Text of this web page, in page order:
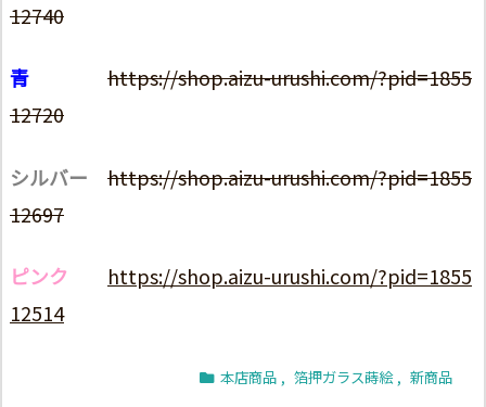
12740
青
https://shop.aizu-urushi.com/?pid=1855
12720
シルバー
https://shop.aizu-urushi.com/?pid=1855
12697
ピンク
https://shop.aizu-urushi.com/?pid=1855
12514
本店商品 , 箔押ガラス蒔絵 , 新商品